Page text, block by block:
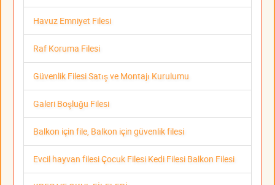
Havuz Emniyet Filesi
Raf Koruma Filesi
Güvenlik Filesi Satış ve Montajı Kurulumu
Galeri Boşluğu Filesi
Balkon için file, Balkon için güvenlik filesi
Evcil hayvan filesi Çocuk Filesi Kedi Filesi Balkon Filesi